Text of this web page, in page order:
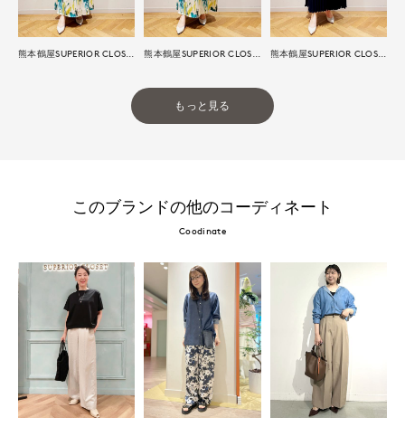
もっと見る
このブランドの他のコーディネート
Coodinate